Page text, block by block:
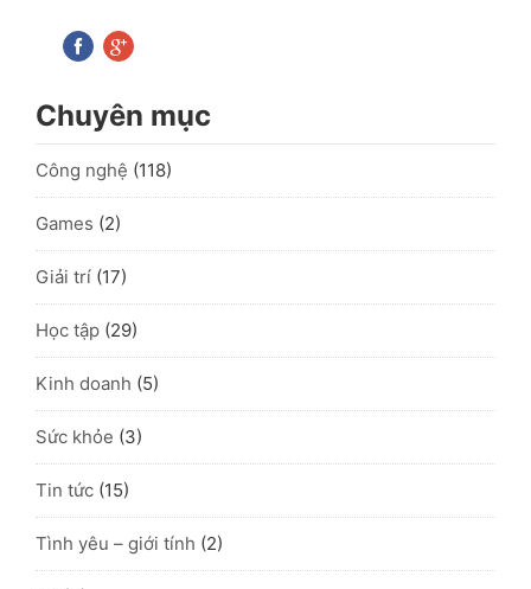
Chuyên mục
Công nghệ (118)
Games (2)
Giải trí (17)
Học tập (29)
Kinh doanh (5)
Sức khỏe (3)
Tin tức (15)
Tình yêu – giới tính (2)